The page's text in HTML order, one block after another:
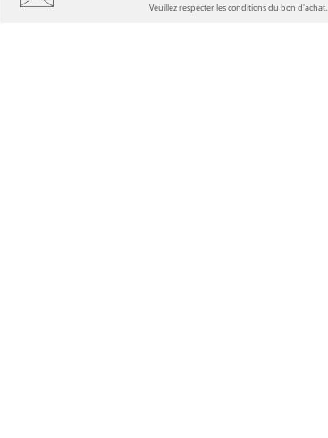
Veuillez respecter les conditions du bon d'achat.